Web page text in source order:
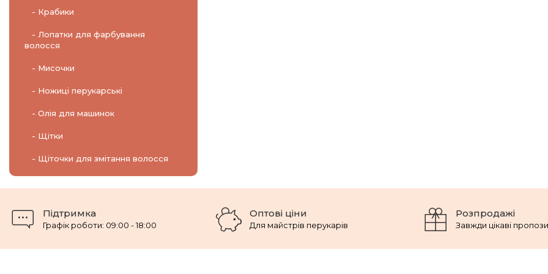
- Крабики
- Лопатки для фарбування
волосся
- Мисочки
- Ножиці перукарські
- Олія для машинок
- Щітки
- Щіточки для змітання волосся
Підтримка
Графік роботи: 09:00 - 18:00
Оптові ціни
Для майстрів перукарів
Розпродажі
Завжди цікаві